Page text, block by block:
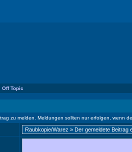
Off Topic
zu melden. Meldungen sollten nur erfolgen, wenn